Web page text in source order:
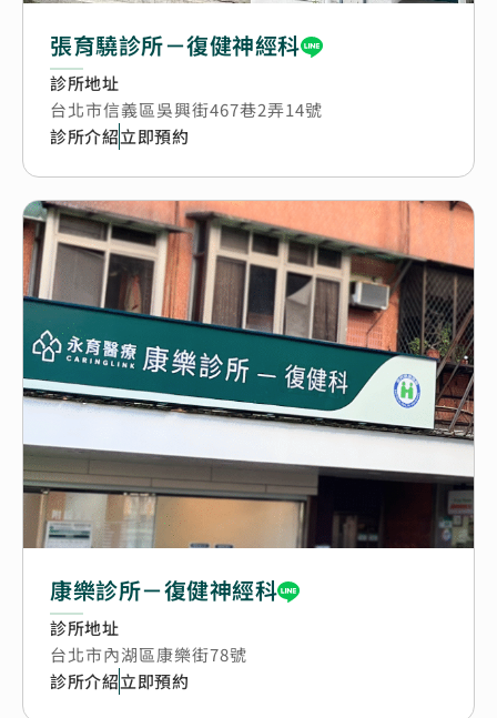
張育驍診所－復健神經科
診所地址
台北市信義區吳興街467巷2弄14號
診所介紹立即預約
康樂診所－復健神經科
診所地址
台北市內湖區康樂街78號
診所介紹立即預約